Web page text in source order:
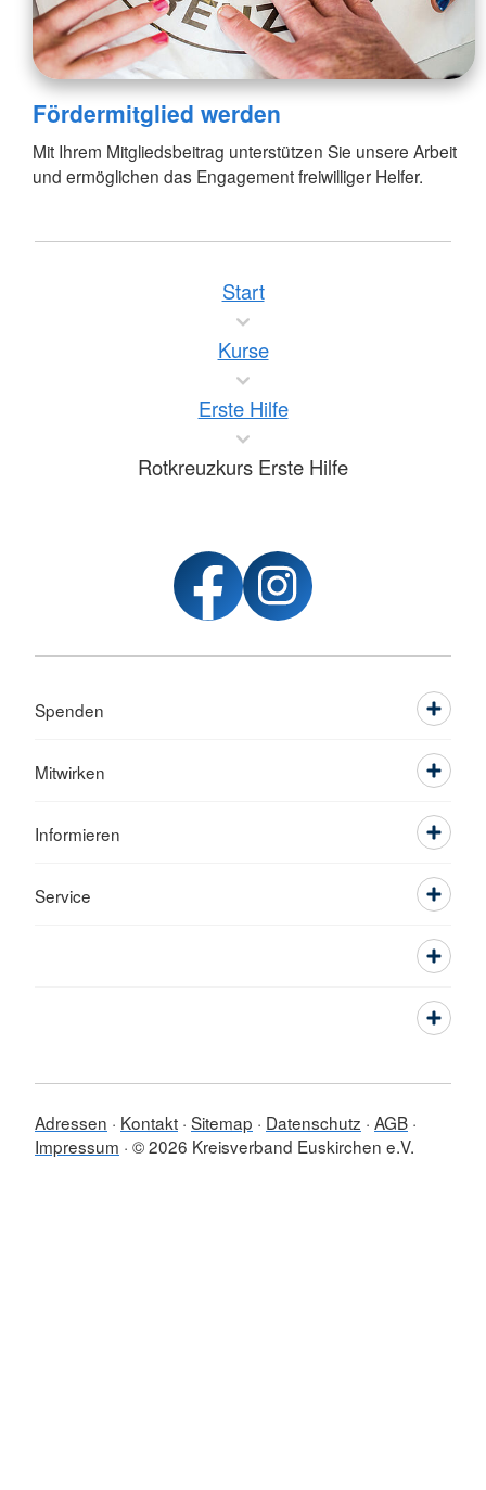
Fördermitglied werden
Mit Ihrem Mitgliedsbeitrag unterstützen Sie unsere Arbeit
und ermöglichen das Engagement freiwilliger Helfer.
Start
Kurse
Erste Hilfe
Rotkreuzkurs Erste Hilfe
Spenden
Mitwirken
Informieren
Service
Adressen Kontakt Sitemap Datenschutz AGB
Impressum © 2026 Kreisverband Euskirchen e.V.